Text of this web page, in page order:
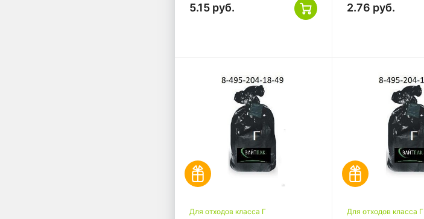
5.15 руб. 2.76 руб.
Для отходов класса Г Для отходов класса Г